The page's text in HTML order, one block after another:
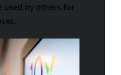
used by others for